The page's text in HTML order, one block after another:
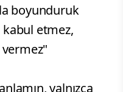
boyunduruk
kabul etmez,
vermez"
yalnızca